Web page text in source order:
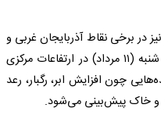
داد: فردا (جمعه، ۱۰ مرداد) نیز در برخی نقاط آذربایجان غربی و
آذربایجان شرقی، ارتفاعات مرکزی البرز و شنبه (۱۱ مرداد) در ارتفاعات مرکزی
چون افزایش ابر، رگبار، رعد
و خاک پیش‌بینی می‌شود.